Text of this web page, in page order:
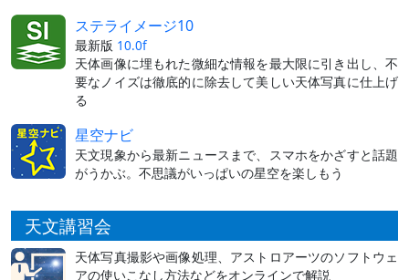
ステライメージ10
最新版 10.0f
天体画像に埋もれた微細な情報を最大限に引き出し、不
要なノイズは徹底的に除去して美しい天体写真に仕上げ
る
星空ナビ
天文現象から最新ニュースまで、スマホをかざすと話題
がうかぶ。不思議がいっぱいの星空を楽しもう
天文講習会
天体写真撮影や画像処理、アストロアーツのソフトウェ
アの使いこなし方法などをオンラインで解説